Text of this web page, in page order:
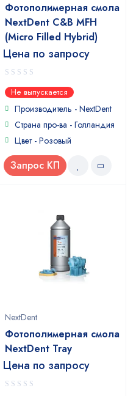
Фотополимерная смола
NextDent C&B MFH
(Micro Filled Hybrid)
Цена по запросу
0
out
of
Не выпускается
Производитель - NextDent
Страна про-ва - Голландия
Цвет - Розовый
Запрос КП
NextDent
Фотополимерная смола
NextDent Tray
Цена по запросу